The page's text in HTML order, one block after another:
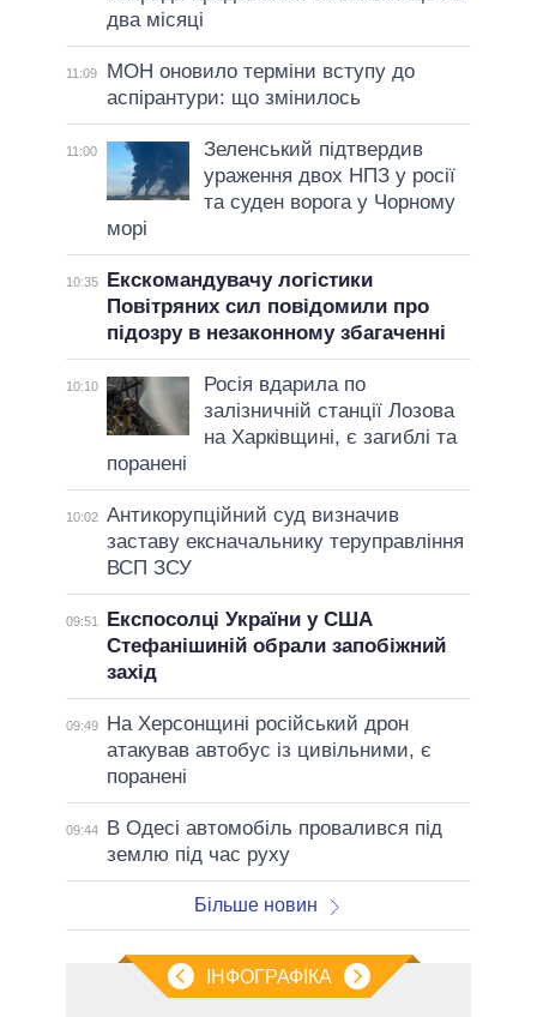
два місяці
11:09
МОН оновило терміни вступу до
аспірантури: що змінилось
11:00
Зеленський підтвердив
ураження двох НПЗ у росії
та суден ворога у Чорному
морі
10:35
Екскомандувачу логістики
Повітряних сил повідомили про
підозру в незаконному збагаченні
10:10
Росія вдарила по
залізничній станції Лозова
на Харківщині, є загиблі та
поранені
10:02 Антикорупційний суд визначив
заставу ексначальнику теруправління
ВСП ЗСУ
09:51
Експосолці України у США
Стефанішиній обрали запобіжний
захід
09:49
На Херсонщині російський дрон
атакував автобус із цивільними, є
поранені
09:44
В Одесі автомобіль провалився під
землю під час руху
Більше новин
ІНФОГРАФІКА